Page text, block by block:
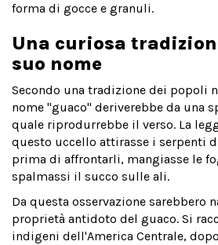
forma di gocce e granuli.
Una curiosa
suo nome
Secondo una tradizione dei popoli
nome "guaco" deriverebbe da una
quale riprodurrebbe il verso. La
questo uccello attirasse i serpenti
prima di affrontarli, mangiasse le
spalmassi il succo sulle ali.
Da questa osservazione sarebbero
proprietà antidoto del guaco. Si
indigeni dell'America Centrale,